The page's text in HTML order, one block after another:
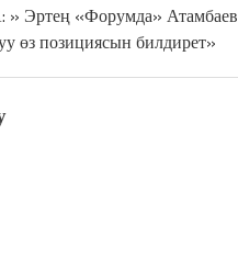
«Форумда» Атамбаев
өз позициясын билдирет»